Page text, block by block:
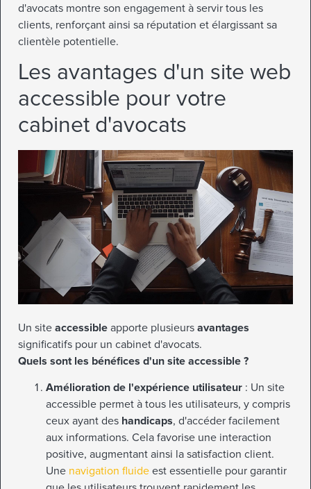
d'avocats montre son engagement à servir tous les
clients, renforçant ainsi sa réputation et élargissant sa
clientèle potentielle.
Les avantages d'un site web
accessible pour votre
cabinet d'avocats
Un site accessible apporte plusieurs avantages
significatifs pour un cabinet d'avocats.
Quels sont les bénéfices d'un site accessible ?
Amélioration de l'expérience utilisateur : Un site
accessible permet à tous les utilisateurs, y compris
ceux ayant des handicaps, d'accéder facilement
aux informations. Cela favorise une interaction
positive, augmentant ainsi la satisfaction client.
Une navigation fluide est essentielle pour garantir